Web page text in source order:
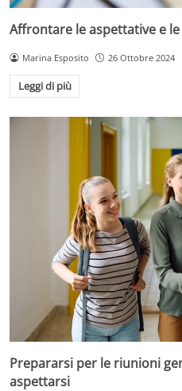
Affrontare le aspettative e
Marina Esposito 26 Ottobre 2024
Leggi di più
Prepararsi per le riunioni
aspettarsi